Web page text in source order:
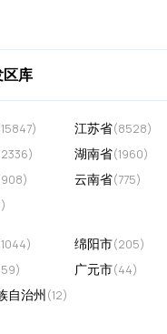
库
江苏省(8528)
湖南省(1960)
云南省(775)
绵阳市(205)
广元市(44)
自治州(12)